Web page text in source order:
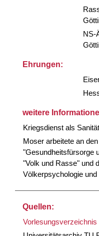
NS-
Ehrungen:
weitere
Kriegsdienst als
Moser arbeitete an
"Gesundheitsfürsorge
"Volk und Rasse" und
Völkerpsychologie und
Quellen:
Vorlesungsverzeichnis